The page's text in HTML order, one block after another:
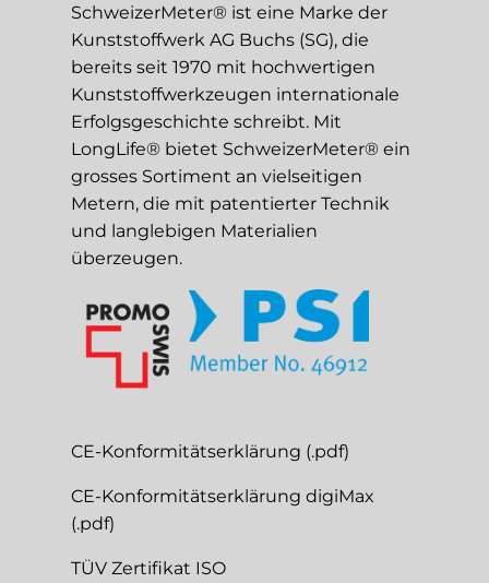
SchweizerMeter® ist eine Marke der
Kunststoffwerk AG Buchs (SG), die
bereits seit 1970 mit hochwertigen
Kunststoffwerkzeugen internationale
Erfolgsgeschichte schreibt. Mit
LongLife® bietet SchweizerMeter® ein
grosses Sortiment an vielseitigen
Metern, die mit patentierter Technik
und langlebigen Materialien
überzeugen.
CE-Konformitätserklärung (.pdf)
CE-Konformitätserklärung digiMax
(.pdf)
TÜV Zertifikat ISO